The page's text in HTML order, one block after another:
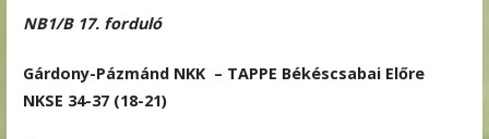
NB1/B 17. forduló
Gárdony-Pázmánd NKK – TAPPE Békéscsabai Előre
NKSE 34-37 (18-21)